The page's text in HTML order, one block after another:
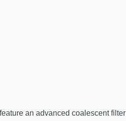
an advanced coalescent